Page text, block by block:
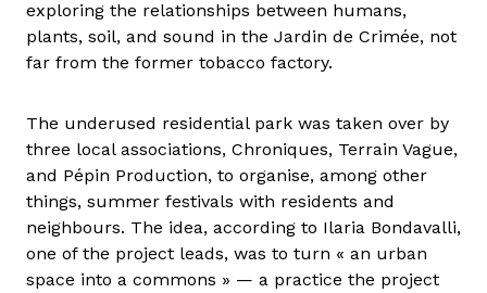
exploring the relationships between humans,
plants, soil, and sound in the Jardin de Crimée, not
far from the former tobacco factory.
The underused residential park was taken over by
three local associations, Chroniques, Terrain Vague,
and Pépin Production, to organise, among other
things, summer festivals with residents and
neighbours. The idea, according to Ilaria Bondavalli,
one of the project leads, was to turn « an urban
space into a commons » — a practice the project